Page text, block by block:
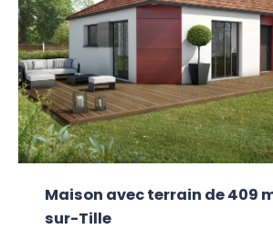
Maison avec terrain de 409
sur-Tille